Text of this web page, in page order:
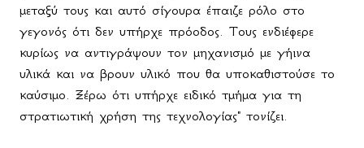
μεταξύ τους και αυτό σίγουρα έπαιζε ρόλο στο
γεγονός ότι δεν υπήρχε πρόοδος. Τους ενδιέφερε
κυρίως να αντιγράψουν τον μηχανισμό με γήινα
υλικά και να βρουν υλικό που θα υποκαθιστούσε το
καύσιμο. Ξέρω ότι υπήρχε ειδικό τμήμα για τη
στρατιωτική χρήση της τεχνολογίας" τονίζει.